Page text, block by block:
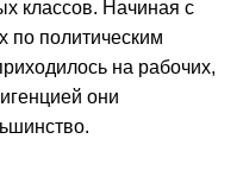
классов. Начиная с
по политическим
на рабочих,
они